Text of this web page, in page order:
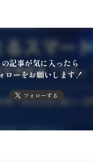
の記事が気に入ったら
ローをお願いします！
フォローする